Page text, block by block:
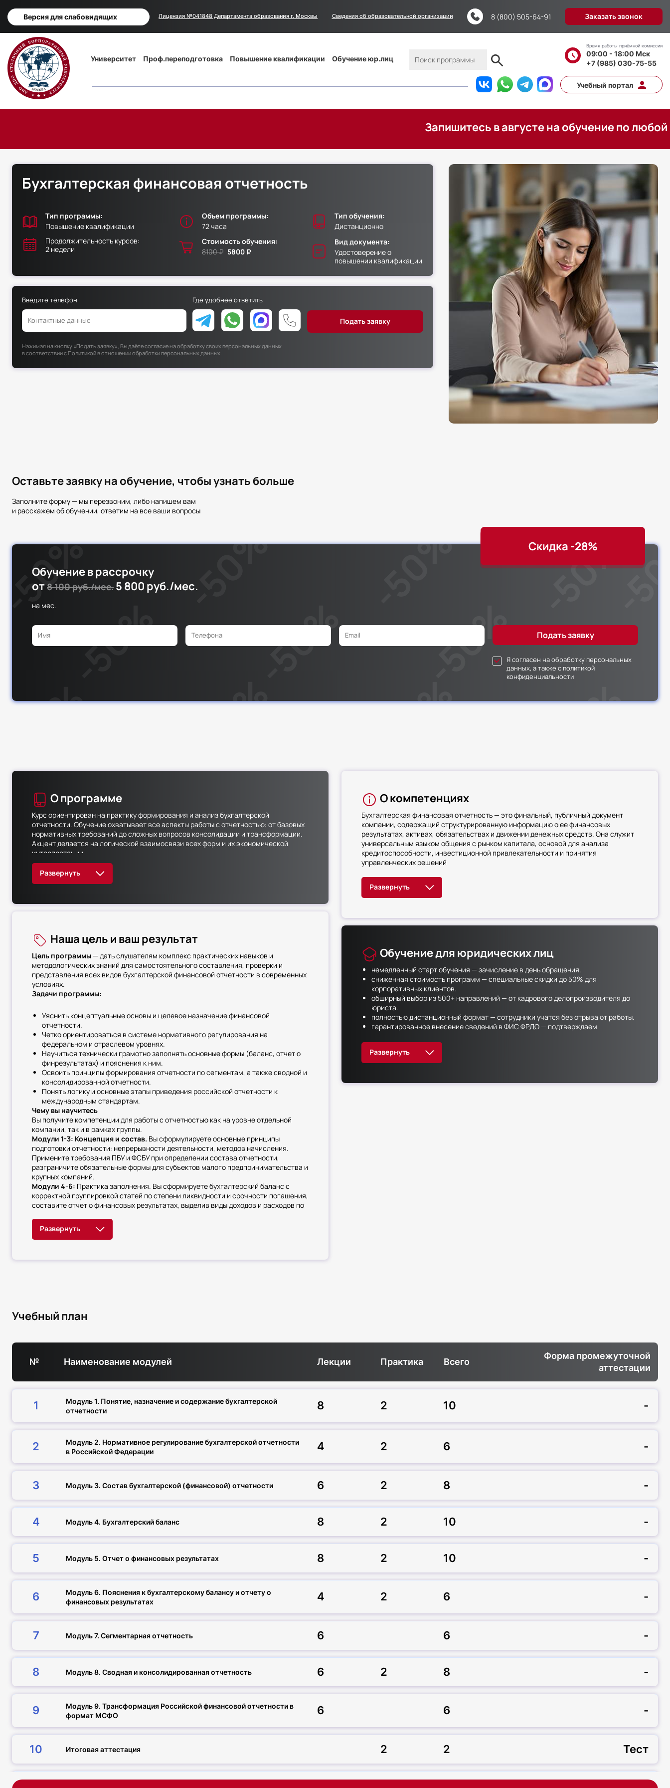
Версия для слабовидящих Лицензия №041848 Департамента образования г. Москвы
Сведения
Сведения об образовательной организации 8 (800) 505-64-91 Заказать звонок
Основная
навигация
Университет Проф.переподготовка Повышение квалификации Обучение юр.лиц
Время работы приёмной комиссии
09:00 - 18:00 Мск
+7 (985) 030-75-55
Учебный портал
Запишитесь в августе на обучение по любой
Бухгалтерская финансовая отчетность
Тип программы:
Повышение квалификации
Продолжительность курсов:
2 недели
Объем программы:
72 часа
Стоимость обучения:
8100 ₽ 5800 ₽
Тип обучения:
Дистанционно
Вид документа:
Удостоверение о
повышении квалификации
Введите телефон Где удобнее ответить
Нажимая на кнопку «Подать заявку», Вы даёте согласие на обработку своих персональных данных
в соответствии сПолитикой в отношении обработки персональных данных
Оставьте заявку на обучение, чтобы узнать больше
Заполните форму — мы перезвоним, либо напишем вам
и расскажем об обучении, ответим на все ваши вопросы
Скидка -28%
Обучение в рассрочку
от8 100 руб./мес. 5 800 руб./мес.
на мес.
Я согласен на обработку персональных
данных, а также с политикой
конфиденциальности
О программе
Курс ориентирован на практику формирования и анализ бухгалтерской
отчетности. Обучение охватывает все аспекты работы с отчетностью: от базовых
нормативных требований до сложных вопросов консолидации и трансформации.
Акцент делается на логической взаимосвязи всех форм и их экономической
интерпретации
Наша цель и ваш результат
Цель программы— дать слушателям комплекс практических навыков и
методологических знаний для самостоятельного составления, проверки и
представления всех видов бухгалтерской финансовой отчетности в современных
условиях.
Задачи программы:
Уяснить концептуальные основы и целевое назначение финансовой
отчетности.
Четко ориентироваться в системе нормативного регулирования на
федеральном и отраслевом уровнях.
Научиться технически грамотно заполнять основные формы (баланс, отчет о
финрезультатах) и пояснения к ним.
Освоить принципы формирования отчетности по сегментам, а также сводной и
консолидированной отчетности.
Понять логику и основные этапы приведения российской отчетности к
международным стандартам.
Чему вы научитесь
Вы получите компетенции для работы с отчетностью как на уровне отдельной
компании, так и в рамках группы.
Модули 1-3: Концепция и состав. Вы сформулируете основные принципы
подготовки отчетности: непрерывности деятельности, методов начисления.
Примените требования ПБУ и ФСБУ при определении состава отчетности,
разграничите обязательные формы для субъектов малого предпринимательства и
крупных компаний.
Модули 4-6: Практика заполнения. Вы сформируете бухгалтерский баланс с
корректной группировкой статей по степени ликвидности и срочности погашения,
составите отчет о финансовых результатах, выделив виды доходов и расходов по
учетной политике, основных средствах, финансовых вложениях, дебиторской и
кредиторской задолженности.
Модули 7-9:Расширенный контекст. Вы выделите отчетные сегменты
внутригрупповые обороты при составлении консолидированной отчетности.
О компетенциях
Бухгалтерская финансовая отчетность — это финальный, публичный документ
компании, содержащий структурированную информацию о ее финансовых
результатах, активах, обязательствах и движении денежных средств. Она служит
универсальным языком общения с рынком капитала, основой для анализа
кредитоспособности, инвестиционной привлекательности и принятия
управленческих решений
Обучение для юридических лиц
немедленный старт обучения — зачисление в день обращения.
сниженная стоимость программ — специальные скидки до 50% для
корпоративных клиентов.
обширный выбор из 500+ направлений — от кадрового делопроизводителя до
юриста.
полностью дистанционный формат — сотрудники учатся без отрыва от работы.
гарантированное внесение сведений в ФИС ФРДО — подтверждаем
оригиналы документов доставляем почтой — бесплатно и в любой регион.
персональные условия для постоянных партнёров и групповых заявок —
дополнительные льготы при оформлении.
максимальной выгодой!
Учебный план
№ Наименование модулей Лекции Практика Всего
Форма промежуточной
аттестации
1
Модуль 1. Понятие, назначение и содержание бухгалтерской
отчетности
8 2 10 -
2
Модуль 2. Нормативное регулирование бухгалтерской отчетности
в Российской Федерации
4 2 6 -
3 Модуль 3. Состав бухгалтерской (финансовой) отчетности 6 2 8 -
4 Модуль 4. Бухгалтерский баланс 8 2 10 -
5 Модуль 5. Отчет о финансовых результатах 8 2 10 -
6
Модуль 6. Пояснения к бухгалтерскому балансу и отчету о
финансовых результатах
4 2 6 -
7 Модуль 7. Сегментарная отчетность 6 6 -
8 Модуль 8. Сводная и консолидированная отчетность 6 2 8 -
9
Модуль 9. Трансформация Российской финансовой отчетности в
формат МСФО
6 6 -
10 Итоговая аттестация 2 2 Тест